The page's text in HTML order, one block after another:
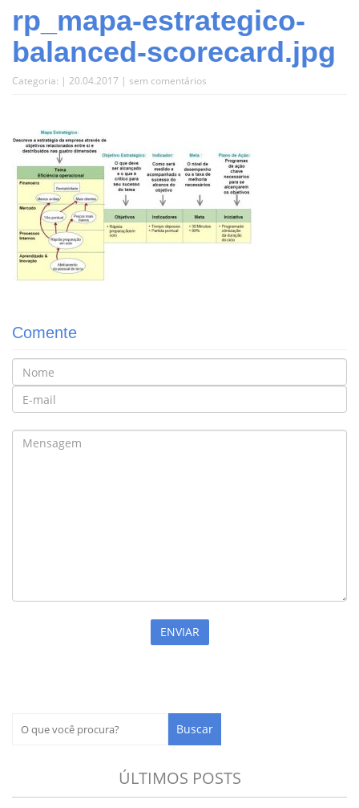
rp_mapa-estrategico-
balanced-scorecard.jpg
Categoria: | 20.04.2017 | sem comentários
Comente
ÚLTIMOS POSTS